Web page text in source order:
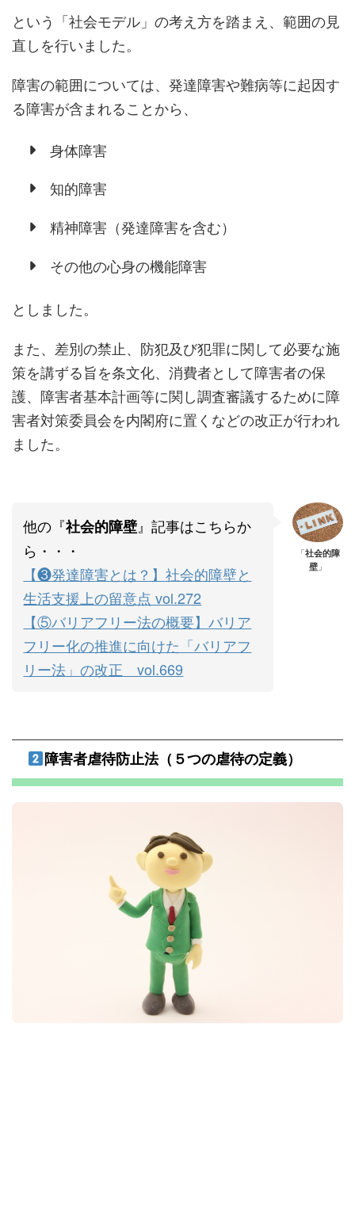
という「社会モデル」の考え方を踏まえ、範囲の見
直しを行いました。
障害の範囲については、発達障害や難病等に起因す
る障害が含まれることから、
身体障害
知的障害
精神障害（発達障害を含む）
その他の心身の機能障害
としました。
また、差別の禁止、防犯及び犯罪に関して必要な施
策を講ずる旨を条文化、消費者として障害者の保
護、障害者基本計画等に関し調査審議するために障
害者対策委員会を内閣府に置くなどの改正が行われ
ました。
「社会的障
壁 」
他の『社会的障壁』記事はこちらか
ら・・・
【❸発達障害とは？】社会的障壁と
生活支援上の留意点 vol.272
【⑤バリアフリー法の概要】バリア
フリー化の推進に向けた「バリアフ
リー法」の改正 vol.669
障害者虐待防止法（５つの虐待の定義）